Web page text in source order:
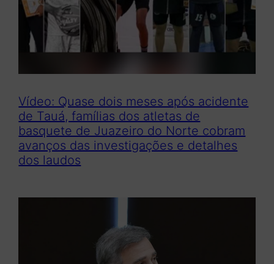
Vídeo: Quase dois meses após acidente
de Tauá, famílias dos atletas de
basquete de Juazeiro do Norte cobram
avanços das investigações e detalhes
dos laudos